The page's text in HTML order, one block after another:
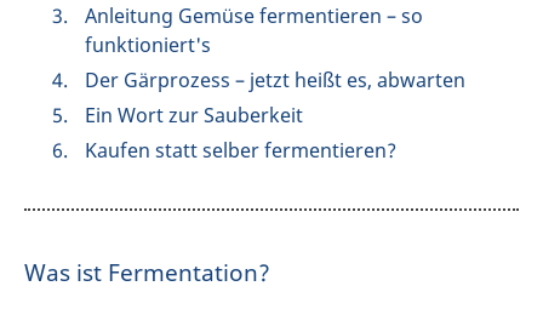
Anleitung Gemüse fermentieren – so
funktioniert's
Der Gärprozess – jetzt heißt es, abwarten
Ein Wort zur Sauberkeit
Kaufen statt selber fermentieren?
Was ist Fermentation?